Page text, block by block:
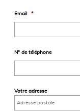
Email *
N° de téléphone
Votre adresse